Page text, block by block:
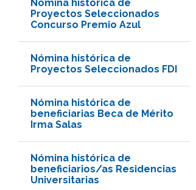
Nómina histórica de
Proyectos Seleccionados
Concurso Premio Azul
Nómina histórica de
Proyectos Seleccionados FDI
Nómina histórica de
beneficiarias Beca de Mérito
Irma Salas
Nómina histórica de
beneficiarios/as Residencias
Universitarias